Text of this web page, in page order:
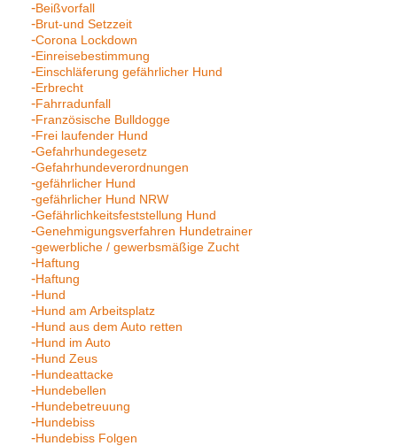
Beißvorfall
Brut-und Setzzeit
Corona Lockdown
Einreisebestimmung
Einschläferung gefährlicher Hund
Erbrecht
Fahrradunfall
Französische Bulldogge
Frei laufender Hund
Gefahrhundegesetz
Gefahrhundeverordnungen
gefährlicher Hund
gefährlicher Hund NRW
Gefährlichkeitsfeststellung Hund
Genehmigungsverfahren Hundetrainer
gewerbliche / gewerbsmäßige Zucht
Haftung
Haftung
Hund
Hund am Arbeitsplatz
Hund aus dem Auto retten
Hund im Auto
Hund Zeus
Hundeattacke
Hundebellen
Hundebetreuung
Hundebiss
Hundebiss Folgen